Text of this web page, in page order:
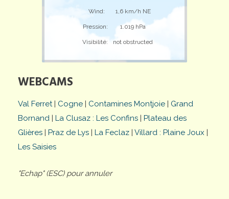
Wind: 1,6 km/h NE
Pression: 1.019 hPa
Visibilité: not obstructed
WEBCAMS
Val Ferret| Cogne | Contamines Montjoie | Grand
Bornand | La Clusaz : Les Confins | Plateau des
Glières | Praz de Lys | La Feclaz | Villard : Plaine Joux |
Les Saisies
"Echap" (ESC) pour annuler